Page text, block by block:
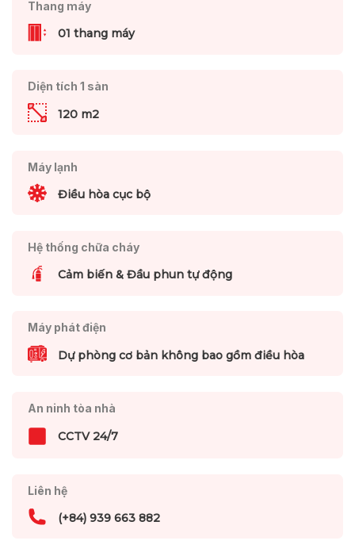
Thang máy
01 thang máy
Diện tích 1 sàn
120 m2
Máy lạnh
Điều hòa cục bộ
Hệ thống chữa cháy
Cảm biến & Đầu phun tự động
Máy phát điện
Dự phòng cơ bản không bao gồm điều hòa
An ninh tòa nhà
CCTV 24/7
Liên hệ
(+84) 939 663 882